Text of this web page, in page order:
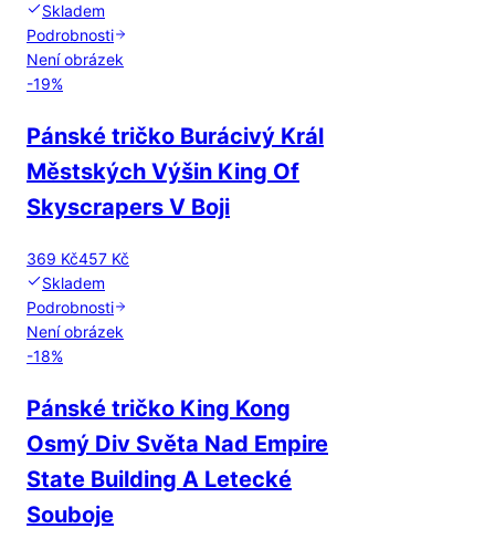
Skladem
Podrobnosti
Není obrázek
-19%
Pánské tričko Burácivý Král
Městských Výšin King Of
Skyscrapers V Boji
369 Kč457 Kč
Skladem
Podrobnosti
Není obrázek
-18%
Pánské tričko King Kong
Osmý Div Světa Nad Empire
State Building A Letecké
Souboje